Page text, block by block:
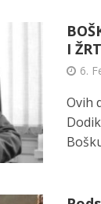
I
6.
Ovih